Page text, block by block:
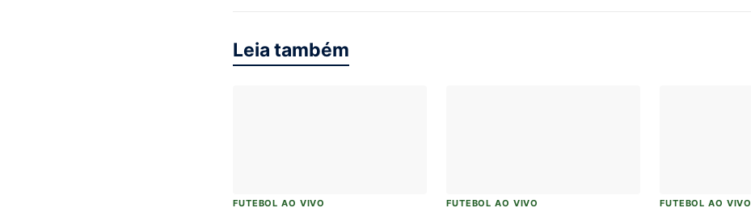
Leia também
FUTEBOL AO VIVO FUTEBOL AO VIVO FUTEBOL AO VIVO